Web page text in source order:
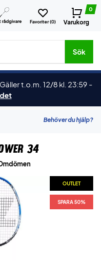
rådgivare Favoriter (0)
0
Varukorg
osv.
Sök
Gäller t.o.m. 12/8 kl. 23:59 -
Behöver du hjälp?
34
OUTLET
SPARA 50%